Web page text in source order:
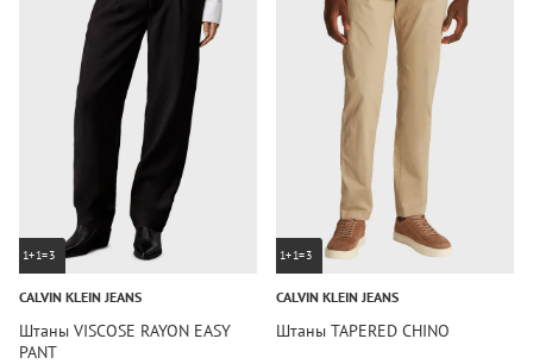
1+1=3
CALVIN KLEIN JEANS
Штаны VISCOSE RAYON EASY
PANT
1+1=3
CALVIN KLEIN JEANS
Штаны TAPERED CHINO